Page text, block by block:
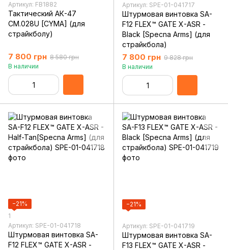
Артикул: FB1882
Тактический АК-47
CM.028U [CYMA] (для
страйкболу)
7 800 грн 8 580 грн
В наличии
Артикул: SPE-01-041717
Штурмовая винтовка SA-
F12 FLEX™ GATE X-ASR -
Black [Specna Arms] (для
страйкбола)
7 800 грн 9 828 грн
В наличии
−21%
1
Артикул: SPE-01-041718
Штурмовая винтовка SA-
F12 FLEX™ GATE X-ASR -
−21%
Артикул: SPE-01-041719
Штурмовая винтовка SA-
F13 FLEX™ GATE X-ASR -